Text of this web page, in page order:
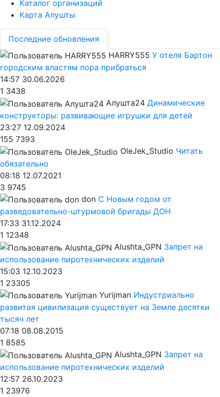
Каталог организаций
Карта Алушты
Последние обновления
HARRY555 У отеля Бартон
городским властям пора прибраться
14:57 30.06.2026
1 3438
Алушта24 Динамические
конструкторы: развивающие игрушки для детей
23:27 12.09.2024
155 7393
OleJek_Studio Читать
обязательно
08:18 12.07.2021
3 9745
don С Новым годом от
разведовательно-штурмовой бригады ДОН
17:33 31.12.2024
1 12348
Alushta_GPN Запрет на
использование пиротехнических изделий
15:03 12.10.2023
1 23305
Yurijman Индустриально
развитая цивилизация существует на Земле десятки
тысяч лет
07:18 08.08.2015
1 8585
Alushta_GPN Запрет на
использование пиротехнических изделий
12:57 26.10.2023
1 23976